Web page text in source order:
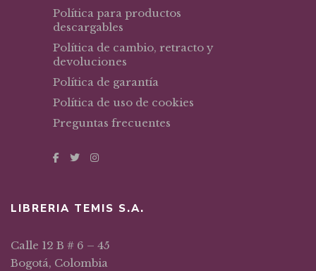
Política para productos
descargables
Política de cambio, retracto y
devoluciones
Política de garantía
Política de uso de cookies
Preguntas frecuentes
LIBRERIA TEMIS S.A.
Calle 12 B # 6 – 45
Bogotá, Colombia